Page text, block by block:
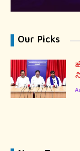
Our Picks